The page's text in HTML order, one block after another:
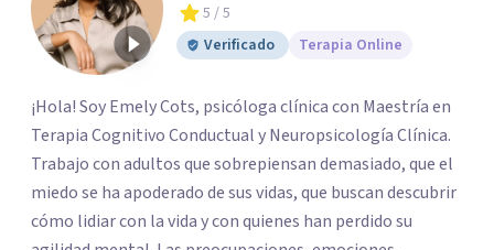
5 / 5
Verificado
Terapia Online
¡Hola! Soy Emely Cots, psicóloga clínica con Maestría en
Terapia Cognitivo Conductual y Neuropsicología Clínica.
Trabajo con adultos que sobrepiensan demasiado, que el
miedo se ha apoderado de sus vidas, que buscan descubrir
cómo lidiar con la vida y con quienes han perdido su